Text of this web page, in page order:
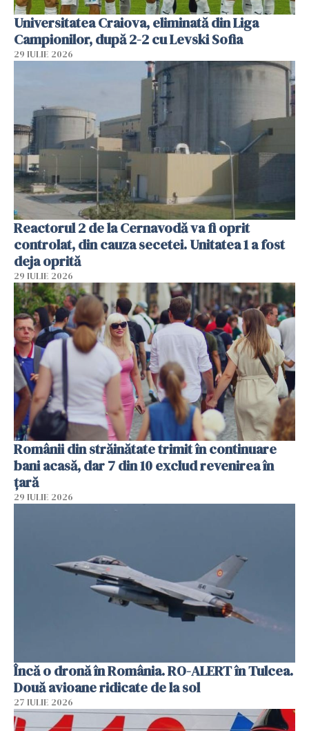
Universitatea Craiova, eliminată din Liga
Campionilor, după 2-2 cu Levski Sofia
29 IULIE 2026
Reactorul 2 de la Cernavodă va fi oprit
controlat, din cauza secetei. Unitatea 1 a fost
deja oprită
29 IULIE 2026
Românii din străinătate trimit în continuare
bani acasă, dar 7 din 10 exclud revenirea în
țară
29 IULIE 2026
Încă o dronă în România. RO-ALERT în Tulcea.
Două avioane ridicate de la sol
27 IULIE 2026